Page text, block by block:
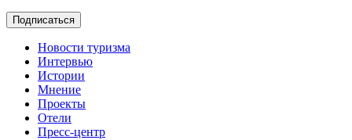
Новости туризма
Интервью
Истории
Мнение
Проекты
Отели
Пресс-центр